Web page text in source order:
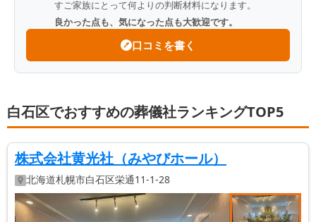
すご家族にとって何よりの判断材料になります。
良かった点も、気になった点も大歓迎です。
口コミを書く
白石区でおすすめの葬儀社ランキングTOP5
株式会社黄光社（みやびホール）
北海道札幌市白石区栄通11-1-28